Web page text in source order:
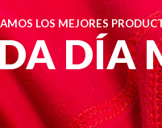
LOS MEJORES
DÍA